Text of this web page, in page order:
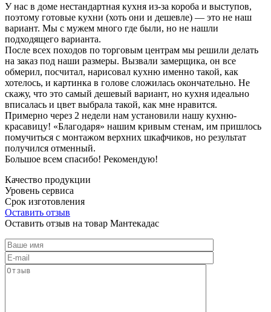
У нас в доме нестандартная кухня из-за короба и выступов,
поэтому готовые кухни (хоть они и дешевле) — это не наш
вариант. Мы с мужем много где были, но не нашли
подходящего варианта.
После всех походов по торговым центрам мы решили делать
на заказ под наши размеры. Вызвали замерщика, он все
обмерил, посчитал, нарисовал кухню именно такой, как
хотелось, и картинка в голове сложилась окончательно. Не
скажу, что это самый дешевый вариант, но кухня идеально
вписалась и цвет выбрала такой, как мне нравится.
Примерно через 2 недели нам установили нашу кухню-
красавицу! «Благодаря» нашим кривым стенам, им пришлось
помучиться с монтажом верхних шкафчиков, но результат
получился отменный.
Большое всем спасибо! Рекомендую!
Качество продукции
Уровень сервиса
Срок изготовления
Оставить отзыв
Оставить отзыв на товар Мантекадас